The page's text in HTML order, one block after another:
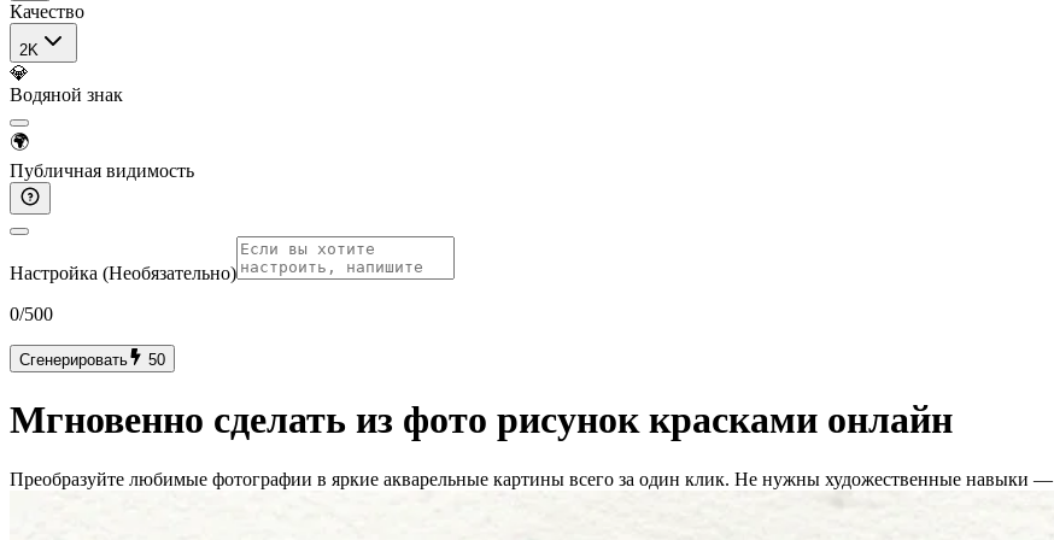
Качество
2K
💎
Водяной знак
🌍
Публичная видимость
Настройка (Необязательно)
0/500
Сгенерировать 50
Мгновенно сделать из фото рисунок красками онлайн
Преобразуйте любимые фотографии в яркие акварельные картины всего за один клик. Не нужны художественные навыки —